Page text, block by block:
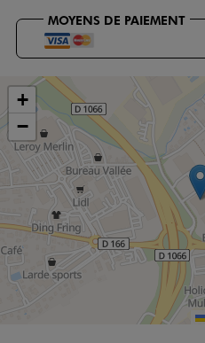
MOYENS DE PAIEMENT
+
−